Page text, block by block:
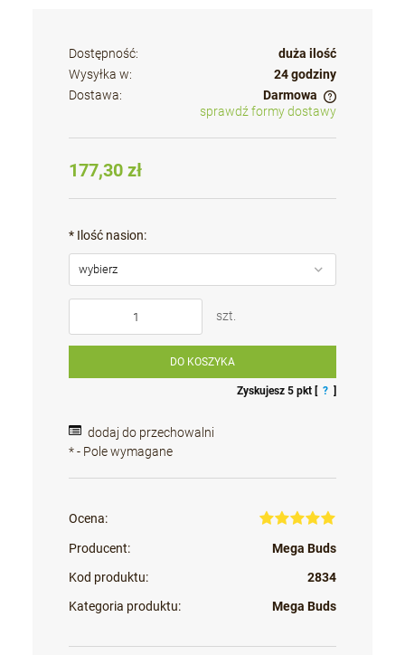
Dostępność:
duża ilość
Wysyłka w:
24 godziny
Dostawa:
Darmowa
Cena nie zawiera ewentualnych kosztów płatności
sprawdź formy dostawy
177,30 zł
* Ilość nasion:
szt.
DO KOSZYKA
Zyskujesz 5pkt [ ? ]
dodaj do przechowalni
*- Pole wymagane
Ocena:
Producent:
Mega Buds
Kod produktu:
2834
Kategoria produktu:
Mega Buds